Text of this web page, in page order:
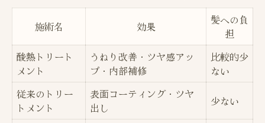
施術名 効果
髪への負
担
酸熱トリート
メント
うねり改善・ツヤ感アッ
プ・内部補修
比較的少
ない
従来のトリー
トメント
表面コーティング・ツヤ
出し
少ない